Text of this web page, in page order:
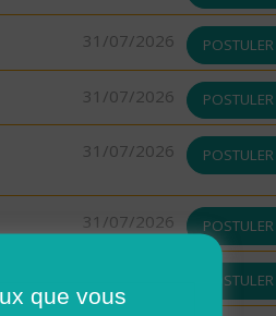
31/07/2026 POSTULER
31/07/2026 POSTULER
31/07/2026 POSTULER
31/07/2026 POSTULER
POSTULER
que vous